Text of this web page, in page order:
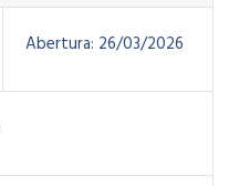
Abertura: 26/03/2026